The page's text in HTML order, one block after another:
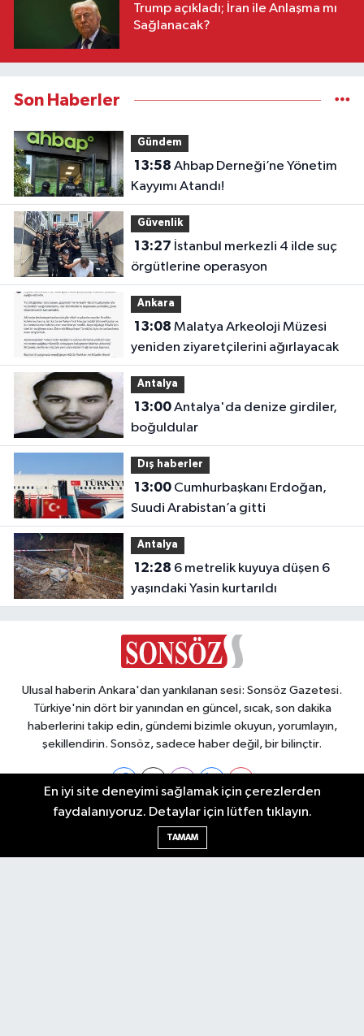
Trump açıkladı; İran ile Anlaşma mı
Sağlanacak?
Son Haberler
Gündem
13:58
Kayyımı Atandı!
Güvenlik
13:27
örgütlerine operasyon
Ankara
13:08
yeniden ziyaretçilerini ağırlayacak
Antalya
13:00Antalya'da denize girdiler,
boğuldular
Dış haberler
13:00Cumhurbaşkanı Erdoğan,
Suudi Arabistan’a gitti
Antalya
12:28
yaşındaki Yasin kurtarıldı
Ulusal haberin Ankara'dan yankılanan sesi: Sonsöz Gazetesi.
Türkiye'nin dört bir yanından en güncel, sıcak, son dakika
haberlerini takip edin, gündemi bizimle okuyun, yorumlayın,
şekillendirin. Sonsöz, sadece haber değil, bir bilinçtir.
Ankara Nöbetçi Eczaneler
En iyi site deneyimi sağlamak için çerezlerden
faydalanıyoruz. Detaylar için lütfen tıklayın.
TAMAM